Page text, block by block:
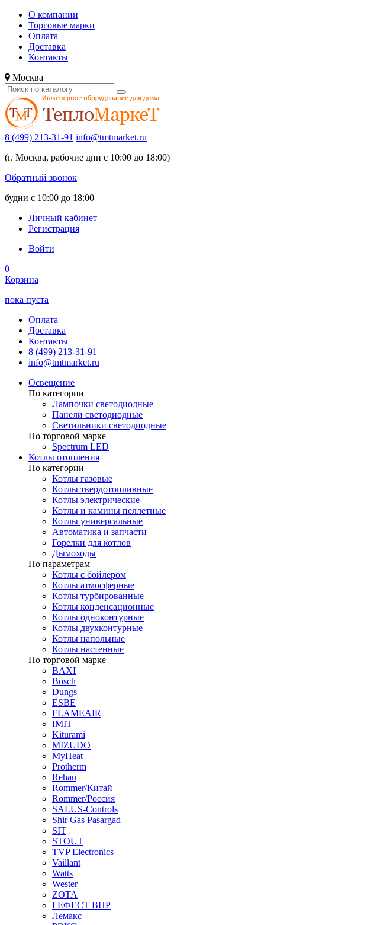
О компании
Торговые марки
Оплата
Доставка
Контакты
Москва
8 (499) 213-31-91 info@tmtmarket.ru
(г. Москва, рабочие дни с 10:00 до 18:00)
Обратный звонок
будни с 10:00 до 18:00
Личный кабинет
Регистрация
Войти
0
Корзина
пока пуста
Оплата
Доставка
Контакты
8 (499) 213-31-91
info@tmtmarket.ru
Освещение
По категории
Лампочки светодиодные
Панели светодиодные
Светильники светодиодные
По торговой марке
Spectrum LED
Котлы отопления
По категории
Котлы газовые
Котлы твердотопливные
Котлы электрические
Котлы и камины пеллетные
Котлы универсальные
Автоматика и запчасти
Горелки для котлов
Дымоходы
По параметрам
Котлы с бойлером
Котлы атмосферные
Котлы турбированные
Котлы конденсационные
Котлы одноконтурные
Котлы двухконтурные
Котлы напольные
Котлы настенные
По торговой марке
BAXI
Bosch
Dungs
ESBE
FLAMEAIR
IMIT
Kiturami
MIZUDO
MyHeat
Protherm
Rehau
Rommer/Китай
Rommer/Россия
SALUS-Controls
Shir Gas Pasargad
SIT
STOUT
TVP Electronics
Vaillant
Watts
Wester
ZOTA
ГЕФЕСТ ВПР
Лемакс